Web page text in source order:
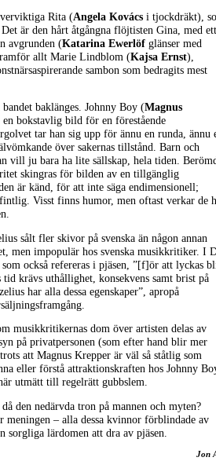
Rita (Angela Kovács i tjockdräkt),
är den hårt åtgångna flöjtisten Gina, med ett
avgrunden (Katarina Ewerlöf glänser med
allt Marie Lindblom (Kajsa Ernst),
sambon som bedragits mest
baklänges. Johnny Boy (Magnus
bokstavlig bild för en förestående
tar han sig upp för ännu en runda, ännu
över sakernas tillstånd. Barn och
vill ju bara ha lite sällskap, hela tiden.
skingras för bilden av en tillgänglig
är känd, för att inte säga endimensionell;
Visst finns humor, men oftast verkar de
sålt fler skivor på svenska än någon annan
men impopulär hos svenska musikkritiker. I
, som också refereras i pjäsen, ”[f]ör att lyckas
krävs uthållighet, konsekvens samt brist på
har alla dessa egenskaper”, apropå
musikkritikernas dom över artisten delas av
på privatpersonen (som efter hand blir mer
att Magnus Krepper är väl så ståtlig som
eller förstå attraktionskraften hos Johnny
utmätt till regelrätt gubbslem.
då den nedärvda tron på mannen och myten?
meningen – alla dessa kvinnor förblindade av
sorgliga lärdomen att dra av pjäsen.
Jon